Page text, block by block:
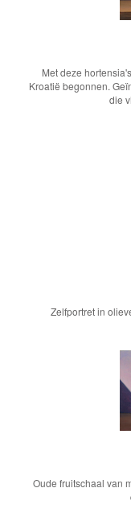
Met deze
Kroatië begonnen.
die
Zelfportret in
Oude fruitschaal van